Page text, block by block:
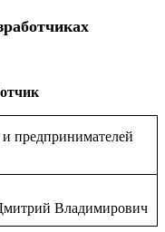
предпринимателей
Владимирович